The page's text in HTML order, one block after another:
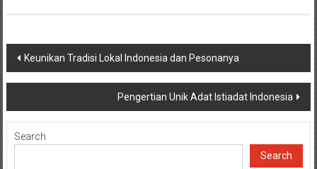
Post
navigation
Keunikan Tradisi Lokal Indonesia dan Pesonanya
Pengertian Unik Adat Istiadat Indonesia
Search
Search